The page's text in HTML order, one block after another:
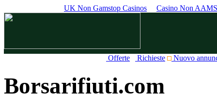
UK Non Gamstop Casinos Casino Non AAMS
Offerte Richieste Nuovo
Borsarifiuti.com